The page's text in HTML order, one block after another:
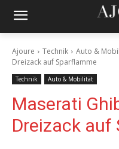
Ajoure Technik Auto &
Dreizack auf Sparflamme
Technik Auto & Mobilität
Maserati
Dreizack auf